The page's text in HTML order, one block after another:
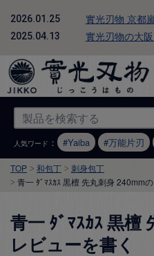
2026.01.25 實光刃物 京都
2025.04.13 實光刃物の大
人気ワード ： Yaiba 万能片刃
TOP 和包丁
刺身包丁
青一 ﾀﾞﾏｽｶｽ 黒檀 先丸刺身 240mm
青一 ﾀﾞﾏｽｶｽ 黒檀
レビューを書く